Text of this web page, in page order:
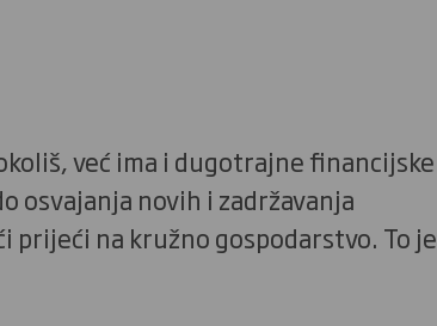
već ima i dugotrajne financijske
osvajanja novih i zadržavanja
prijeći na kružno gospodarstvo. To je